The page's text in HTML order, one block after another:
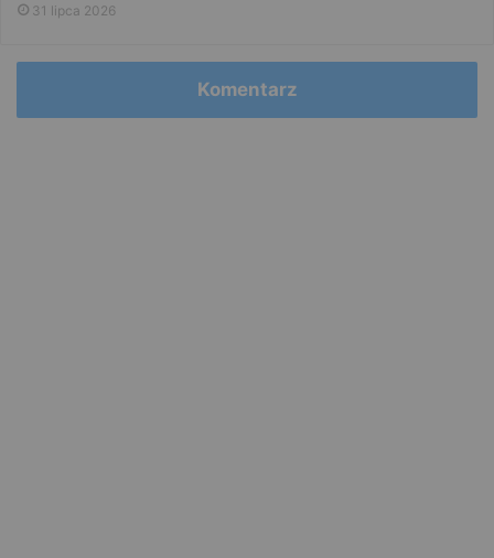
31 lipca 2026
Komentarz